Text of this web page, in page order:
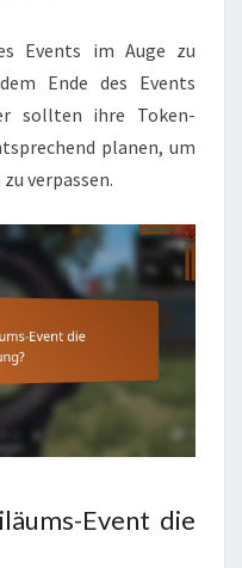
Events im Auge zu
Ende des Events
sollten ihre Token-
planen, um
verpassen.
Event die